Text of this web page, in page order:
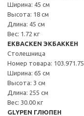
Ширина: 45 см
Высота: 18 см
Длина: 45 см
Вес: 1.72 кг
EKBACKEN ЭКБАККЕН
Столешница
Номер товара: 103.971.75
Ширина: 65 см
Высота: 3 см
Длина: 255 см
Вес: 30.00 кг
GLYPEN ГЛЮПЕН